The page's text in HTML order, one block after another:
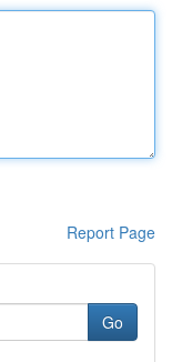
Report Page
Go